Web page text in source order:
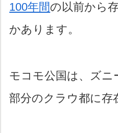
100年間の以前から
かあります。
モコモ公国は、ズニ
部分のクラウ都に存